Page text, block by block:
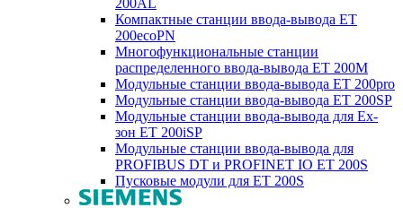
200AL
Компактные станции ввода-вывода ET
200ecoPN
Многофункциональные станции
распределенного ввода-вывода ET 200M
Модульные станции ввода-вывода ET 200pro
Модульные станции ввода-вывода ET 200SP
Модульные станции ввода-вывода для Ex-
зон ET 200iSP
Модульные станции ввода-вывода для
PROFIBUS DT и PROFINET IO ET 200S
Пусковые модули для ET 200S